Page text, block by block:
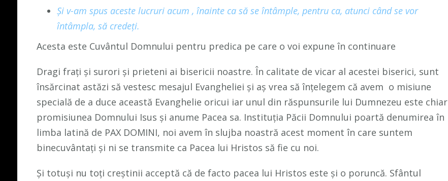
Şi v-am spus aceste lucruri acum , înainte ca să se întâmple, pentru ca, atunci când se vor
întâmpla, să credeţi.
Acesta este Cuvântul Domnului pentru predica pe care o voi expune în continuare
Dragi frați și surori și prieteni ai bisericii noastre. În calitate de vicar al acestei biserici, sunt
însărcinat astăzi să vestesc mesajul Evangheliei și aș vrea să înțelegem că avem o misiune
specială de a duce această Evanghelie oricui iar unul din răspunsurile lui Dumnezeu este chiar
promisiunea Domnului Isus și anume Pacea sa. Instituția Păcii Domnului poartă denumirea în
limba latină de PAX DOMINI, noi avem în slujba noastră acest moment în care suntem
binecuvântați și ni se transmite ca Pacea lui Hristos să fie cu noi.
Și totuși nu toți creștinii acceptă că de facto pacea lui Hristos este și o poruncă. Sfântul